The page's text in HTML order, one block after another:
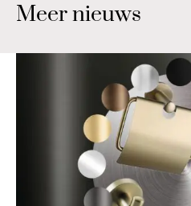
Meer nieuws